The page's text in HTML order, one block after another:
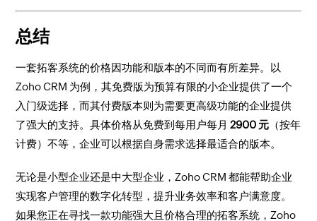
总结
一套拓客系统的价格因功能和版本的不同而有所差异。以
Zoho CRM 为例，其免费版为预算有限的小企业提供了一个
入门级选择，而其付费版本则为需要更高级功能的企业提供
了强大的支持。具体价格从免费到每用户每月2900 元 （按年
计费）不等，企业可以根据自身需求选择最适合的版本。
无论是小型企业还是中大型企业，Zoho CRM 都能帮助企业
实现客户管理的数字化转型，提升业务效率和客户满意度。
如果您正在寻找一款功能强大且价格合理的拓客系统，Zoho